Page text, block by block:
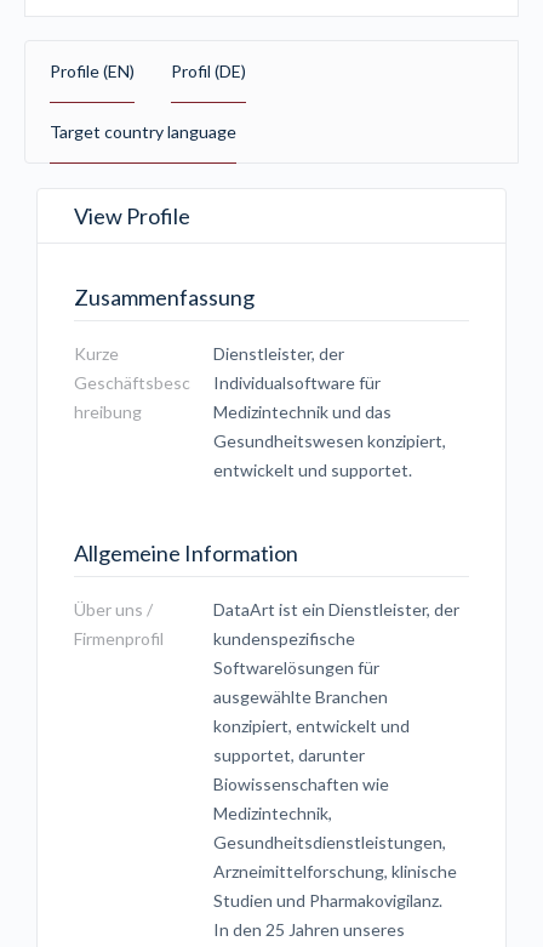
Profile (EN) Profil (DE)
Target country language
View Profile
Zusammenfassung
Kurze
Geschäftsbesc
hreibung
Dienstleister, der
Individualsoftware für
Medizintechnik und das
Gesundheitswesen konzipiert,
entwickelt und supportet.
Allgemeine Information
Über uns /
Firmenprofil
DataArt ist ein Dienstleister, der
kundenspezifische
Softwarelösungen für
ausgewählte Branchen
konzipiert, entwickelt und
supportet, darunter
Biowissenschaften wie
Medizintechnik,
Gesundheitsdienstleistungen,
Arzneimittelforschung, klinische
Studien und Pharmakovigilanz.
In den 25 Jahren unseres